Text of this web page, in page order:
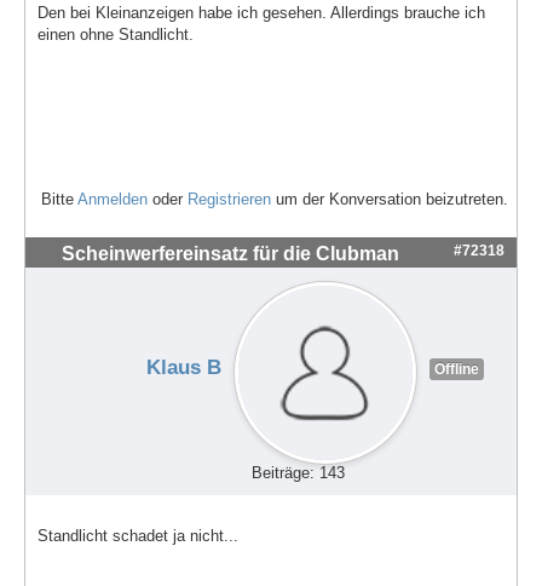
Den bei Kleinanzeigen habe ich gesehen. Allerdings brauche ich
einen ohne Standlicht.
Bitte Anmelden oder Registrieren um der Konversation beizutreten.
Scheinwerfereinsatz für die Clubman #72318
Klaus B Offline
Beiträge: 143
Standlicht schadet ja nicht...